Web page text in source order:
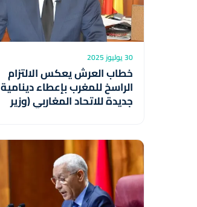
30 يوليوز 2025
خطاب العرش يعكس الالتزام
الراسخ للمغرب بإعطاء دينامية
جديدة للاتحاد المغاربي (وزير
الخارجية السنغالي الأسبق)